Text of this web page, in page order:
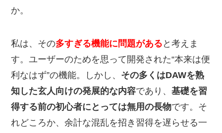
か。
私は、その多すぎる機能に問題がある と考えま
す。ユーザーのためを思って開発された“本来は便
利なはず”の機能。しかし、 その多くはDAWを熟
知した玄人向けの発展的な内容であり、基礎を習
得する前の初心者にとっては無用の長物です。そ
れどころか、余計な混乱を招き習得を遅らせる一